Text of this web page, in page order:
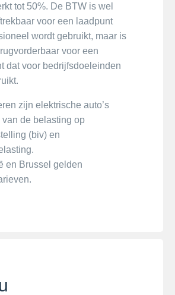
tot 50%. De BTW is wel
voor een laadpunt
wordt gebruikt, maar is
voor een
dat voor bedrijfsdoeleinden
zijn elektrische auto’s
de belasting op
(biv) en
en Brussel gelden